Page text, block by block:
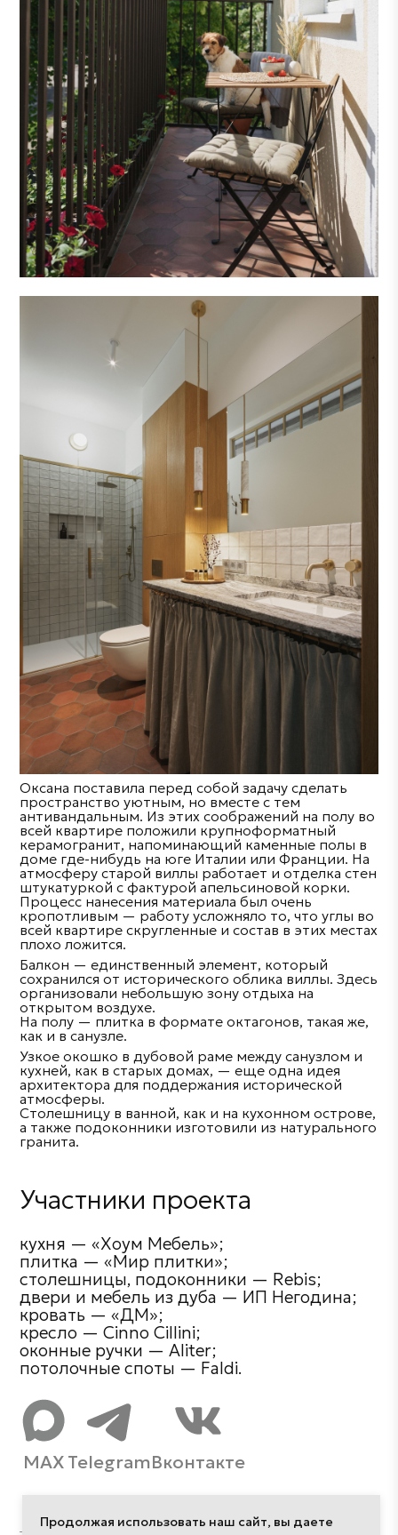
Продолжая использовать наш сайт, вы даете
Оксана поставила перед собой задачу сделать
пространство уютным, но вместе с тем
антивандальным. Из этих соображений на полу во
всей квартире положили крупноформатный
керамогранит, напоминающий каменные полы в
доме где-нибудь на юге Италии или Франции. На
атмосферу старой виллы работает и отделка стен
штукатуркой с фактурой апельсиновой корки.
Процесс нанесения материала был очень
кропотливым — работу усложняло то, что углы во
всей квартире скругленные и состав в этих местах
плохо ложится.
Балкон — единственный элемент, который
сохранился от исторического облика виллы. Здесь
организовали небольшую зону отдыха на
открытом воздухе.
На полу — плитка в формате октагонов, такая же,
как и в санузле.
Узкое окошко в дубовой раме между санузлом и
кухней, как в старых домах, — еще одна идея
архитектора для поддержания исторической
атмосферы.
Столешницу в ванной, как и на кухонном острове,
а также подоконники изготовили из натурального
гранита.
Участники проекта
кухня — «Хоум Мебель»;
плитка — «Мир плитки»;
столешницы, подоконники — Rebis;
двери и мебель из дуба — ИП Негодина;
кровать — «ДМ»;
кресло — Сinno Сillini;
оконные ручки — Aliter;
потолочные споты — Faldi.
MAXTelegramВконтакте